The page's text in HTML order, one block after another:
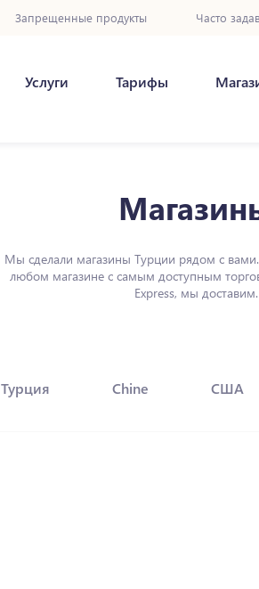
Запрещенные продукты Часто
Услуги Тарифы
Мы сделали магазины Турции рядом с
любом магазине с самым доступным
Express, мы доставим.
Турция Chine США